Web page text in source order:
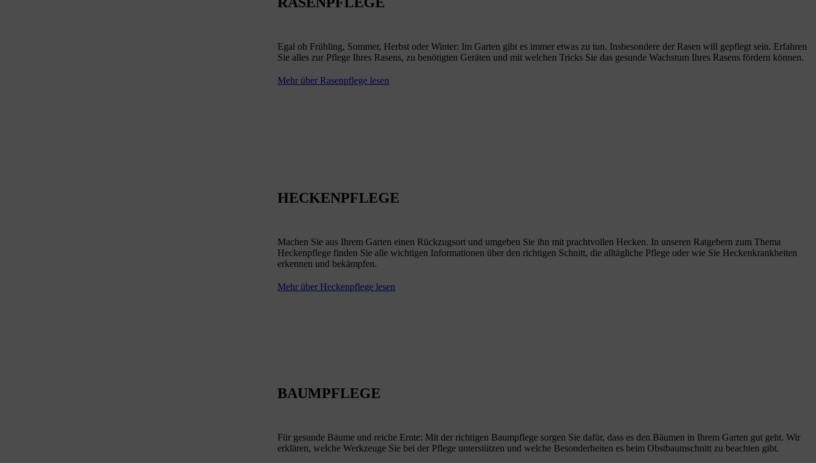
Egal ob Frühling, Sommer, Herbst oder Winter: Im Garten gibt es immer etwas zu tun. Insbesondere der Rasen will gepflegt sein. Erfahren
Sie alles zur Pflege Ihres Rasens, zu benötigten Geräten und mit welchen Tricks Sie das gesunde Wachstum Ihres Rasens fördern können.
Mehr über Rasenpflege lesen
HECKENPFLEGE
Machen Sie aus Ihrem Garten einen Rückzugsort und umgeben Sie ihn mit prachtvollen Hecken. In unseren Ratgebern zum Thema
Heckenpflege finden Sie alle wichtigen Informationen über den richtigen Schnitt, die alltägliche Pflege oder wie Sie Heckenkrankheiten
erkennen und bekämpfen.
Mehr über Heckenpflege lesen
BAUMPFLEGE
Für gesunde Bäume und reiche Ernte: Mit der richtigen Baumpflege sorgen Sie dafür, dass es den Bäumen in Ihrem Garten gut geht. Wir
erklären, welche Werkzeuge Sie bei der Pflege unterstützen und welche Besonderheiten es beim Obstbaumschnitt zu beachten gibt.